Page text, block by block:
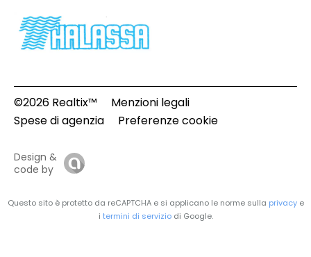
©2026 Realtix™
Menzioni legali
Spese di agenzia
Preferenze cookie
Design &
code by
Questo sito è protetto da reCAPTCHA e si applicano le norme sulla privacye
i termini di serviziodi Google.